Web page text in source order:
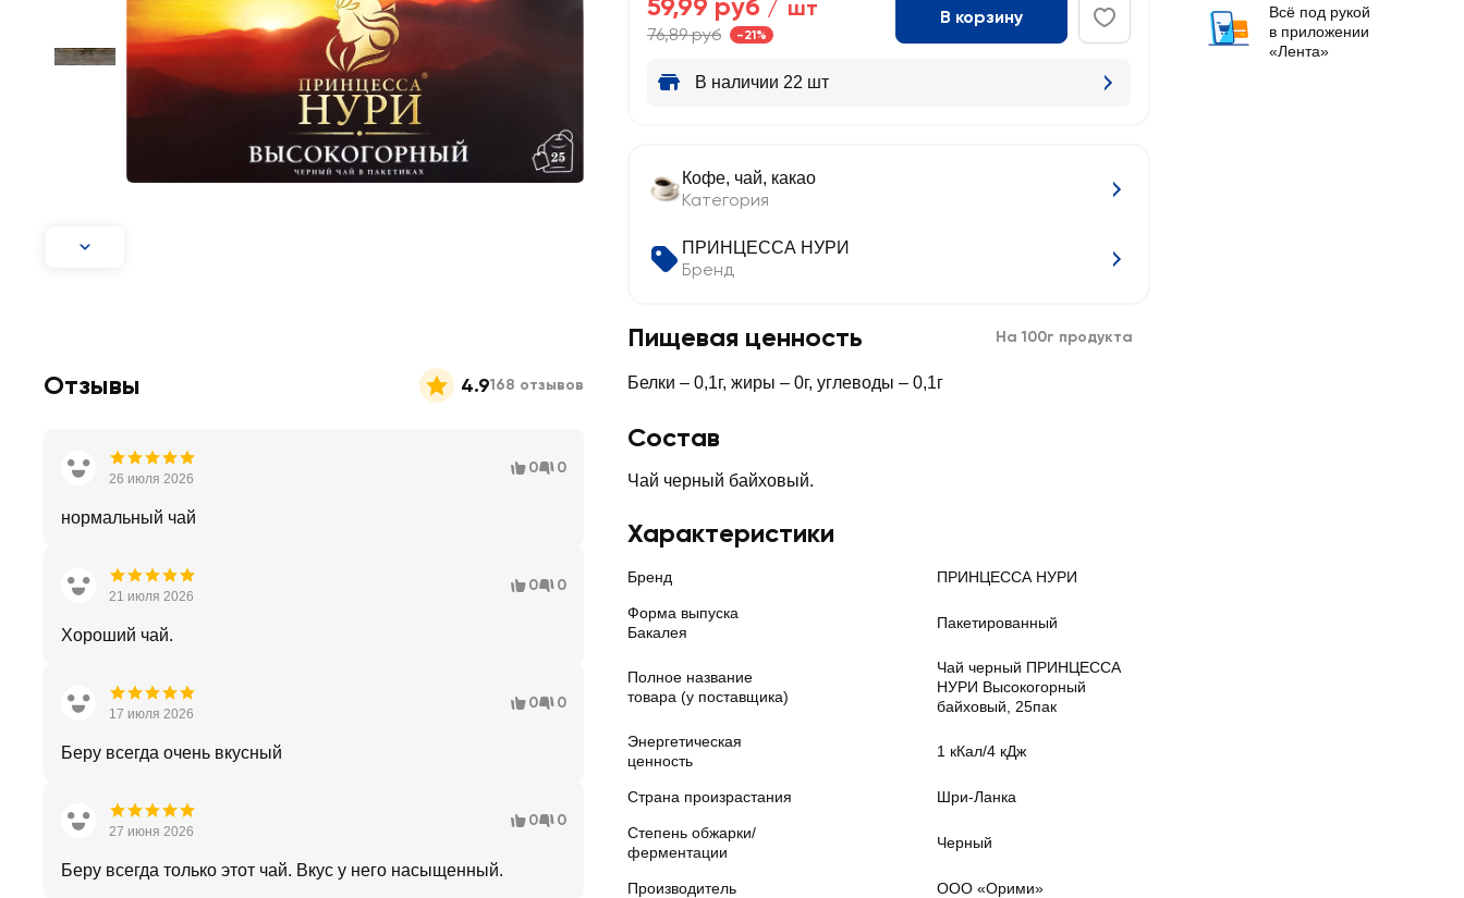
шт
76,89 руб -21%
В корзину
В наличии 22 шт
Кофе, чай, какао
Категория
ПРИНЦЕССА НУРИ
Бренд
Пищевая ценность На 100г продукта
Белки – 0,1г, жиры – 0г, углеводы – 0,1г
Состав
Чай черный байховый.
Характеристики
Бренд ПРИНЦЕССА НУРИ
Форма выпуска
Бакалея
Пакетированный
Полное название
товара (у поставщика)
Чай черный ПРИНЦЕССА
НУРИ Высокогорный
байховый, 25пак
Энергетическая
ценность
1 кКал/4 кДж
Страна произрастания Шри-Ланка
Степень обжарки/
ферментации
Черный
Производитель ООО «Орими»
Отзывы 4.9168 отзывов
26 июля 2026
0 0
нормальный чай
21 июля 2026
0 0
Хороший чай.
17 июля 2026
0 0
Беру всегда очень вкусный
27 июня 2026
0 0
Беру всегда только этот чай. Вкус у него насыщенный.
Всё под рукой
в приложении
«Лента»